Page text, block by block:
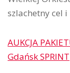
szlachetny cel
AUKCJA
Gdańsk SPRINT